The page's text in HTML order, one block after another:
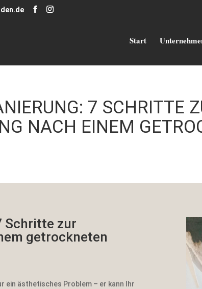
Start
7 SCHRITTE
NACH EINEM
Schritte zur
getrockneten
ein ästhetisches Problem – er kann Ihr